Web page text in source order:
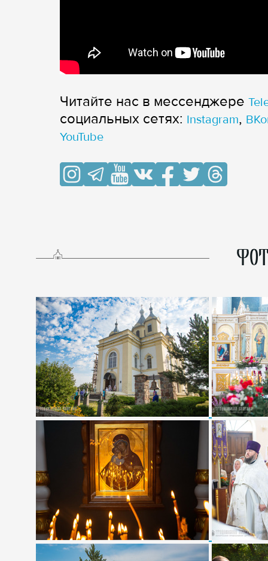
Читайте нас в мессенджере
cоциальных сетях: Instagram,
YouTube